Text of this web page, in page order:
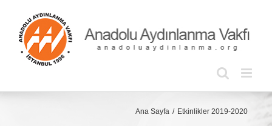
content
Ana Sayfa Etkinlikler 2019-2020